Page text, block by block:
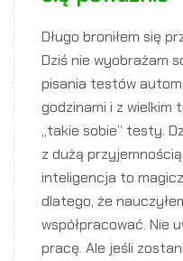
Długo broniłem się
Dziś nie wyobrażam
pisania testów
godzinami i z wielkim
„takie sobie” testy.
z dużą
inteligencja to
dlatego, że
współpracować. Nie
pracę. Ale jeśli